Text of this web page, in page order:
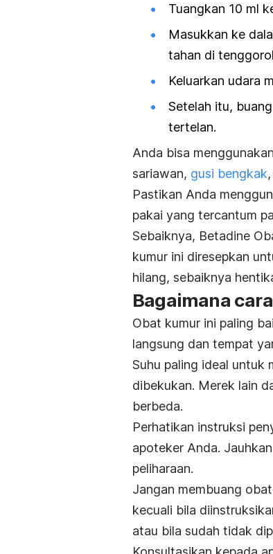
Tuangkan 10 ml
Masukkan ke
tahan di
Keluarkan udara
Setelah itu,
tertelan.
Anda bisa
sariawan, gusi bengkak
Pastikan Anda
pakai yang tercantum
Sebaiknya, Betadine
kumur ini diresepkan
hilang, sebaiknya
Bagaimana
Obat kumur ini paling
langsung dan tempat
Suhu paling ideal untuk
dibekukan. Merek lain
berbeda.
Perhatikan instruksi
apoteker Anda.
peliharaan.
Jangan membuang
kecuali bila
atau bila sudah tidak